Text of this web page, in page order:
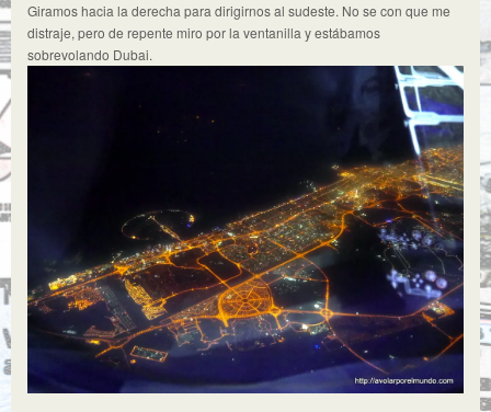
Giramos hacia la derecha para dirigirnos al sudeste. No se con que me
distraje, pero de repente miro por la ventanilla y estábamos
sobrevolando Dubai.